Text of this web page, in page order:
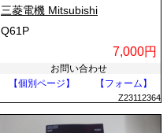
三菱電機 Mitsubishi
Q61P
7,000円
お問い合わせ
【個別ページ】
【フォーム】
Z23112364